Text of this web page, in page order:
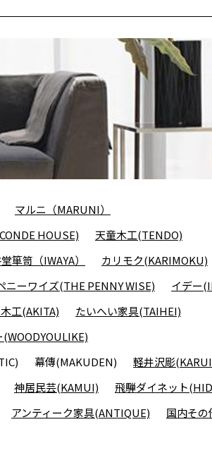
マルニ（MARUNI）
HOUSE)
天童木工(TENDO)
箪笥（IWAYA）
カリモク(KARIMOKU)
ニーワイズ(THE PENNY WISE)
イデー
工(AKITA)
たいへい家具(TAIHEI)
幕傳(MAKUDEN)
軽井沢彫
神居民芸(KAMUI)
飛騨ダイネット
アンティーク家具(ANTIQUE) 国内その